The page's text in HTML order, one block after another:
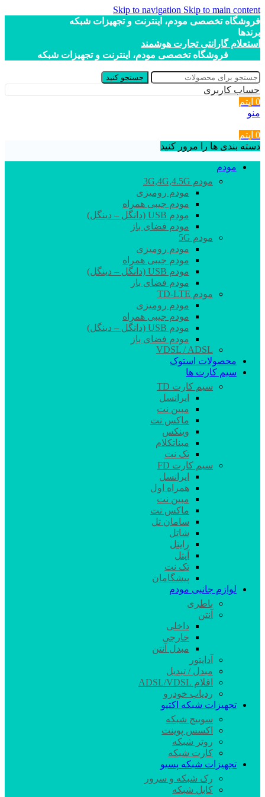
Skip to navigation Skip to main content
فروشگاه تخصصی مودم، اینترنت و تجهیزات شبکه
برندها
استعلام گارانتی تجارت هوشمند
فروشگاه تخصصی مودم، اینترنت و تجهیزات شبکه
جستجو کنید
حساب کاربری
0 آیتم
منو
0 آیتم
دسته بندی ها را مرور کنید
مودم
مودم 3G,4G,4.5G
مودم رومیزی
مودم جیبی همراه
مودم USB (دانگل – دینگل)
مودم فضای باز
مودم 5G
مودم رومیزی
مودم جیبی همراه
مودم USB (دانگل – دینگل)
مودم فضای باز
مودم TD-LTE
مودم رومیزی
مودم جیبی همراه
مودم USB (دانگل – دینگل)
مودم فضای باز
VDSL / ADSL
محصولات استوک
سیم کارت ها
سیم کارت TD
ایرانسل
مبین نت
ماکس نت
وینکس
مبناتکلام
تک نت
سیم کارت FD
ایرانسل
همراه اول
مبین نت
ماکس نت
سامان تل
شاتل
رایتل
آپتل
تک نت
پیشگامان
لوازم جانبی مودم
باطری
آنتن
داخلی
خارجی
مبدل آنتن
آداپتور
مبدل / تبدیل
اقلام ADSL/VDSL
ردیاب خودرو
تجهیزات شبکه اکتیو
سوییچ شبکه
اکسس پوینت
روتر شبکه
کارت شبکه
تجهیزات شبکه پسیو
رک شبکه و سرور
کابل شبکه